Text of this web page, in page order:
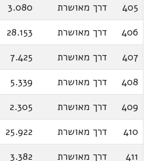
405
דרך מאושרת
3.080
406
דרך מאושרת
28.153
407
דרך מאושרת
7.425
408
דרך מאושרת
5.339
409
דרך מאושרת
2.305
410
דרך מאושרת
25.922
411
דרך מאושרת 3.382